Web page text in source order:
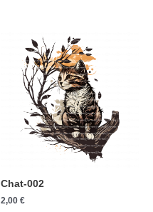
Chat-002
2,00 €